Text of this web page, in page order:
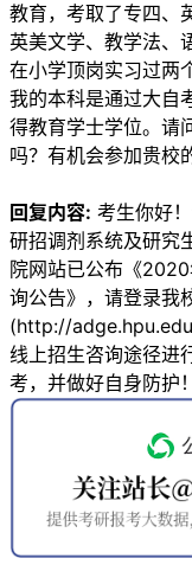
教育，考取了专四、
英美文学、教学法、
在小学顶岗实习过两
我的本科是通过大自
得教育学士学位。请
吗？有机会参加贵校
回复内容: 考生你好
研招调剂系统及研究
院网站已公布《
询公告》，请登录我
(http://
线上招生咨询途径进
考，并做好自身防护！